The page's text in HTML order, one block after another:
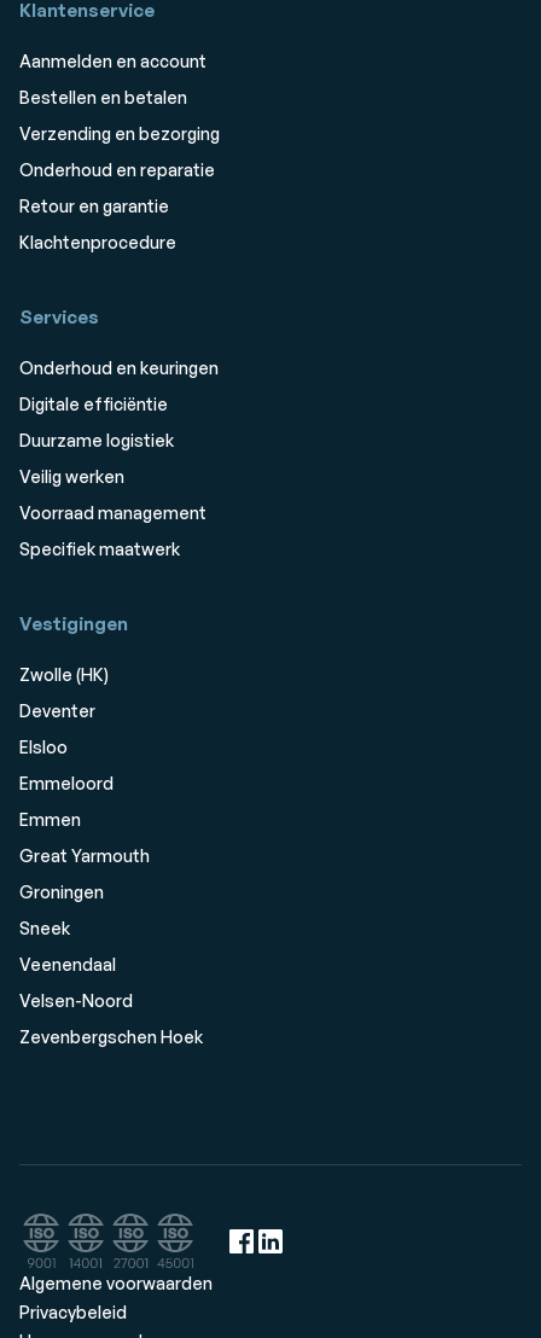
Klantenservice
Aanmelden en account
Bestellen en betalen
Verzending en bezorging
Onderhoud en reparatie
Retour en garantie
Klachtenprocedure
Services
Onderhoud en keuringen
Digitale efficiëntie
Duurzame logistiek
Veilig werken
Voorraad management
Specifiek maatwerk
Vestigingen
Zwolle (HK)
Deventer
Elsloo
Emmeloord
Emmen
Great Yarmouth
Groningen
Sneek
Veenendaal
Velsen-Noord
Zevenbergschen Hoek
Algemene voorwaarden
Privacybeleid